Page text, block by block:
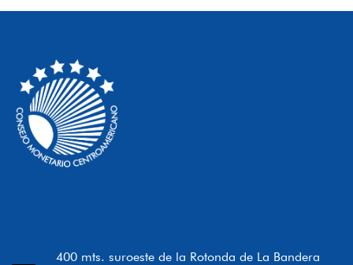
400 mts. suroeste de la Rotonda de La Bandera